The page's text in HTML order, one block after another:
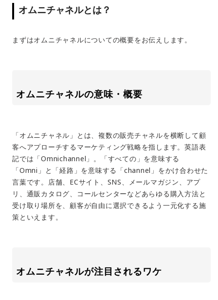
オムニチャネルとは？
まずはオムニチャネルについての概要をお伝えします。
オムニチャネルの意味・概要
「オムニチャネル」とは、複数の販売チャネルを横断して顧
客へアプローチするマーケティング戦略を指します。英語表
記では「Omnichannel」。「すべての」を意味する
「Omni」と「経路」を意味する「channel」をかけ合わせた
言葉です。店舗、ECサイト、SNS、メールマガジン、アプ
リ、通販カタログ、コールセンターなどあらゆる購入方法と
受け取り場所を、顧客が自由に選択できるよう一元化する施
策といえます。
オムニチャネルが注目されるワケ